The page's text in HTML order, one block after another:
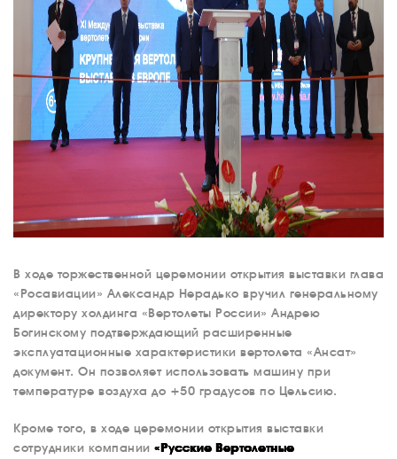
В ходе торжественной церемонии открытия выставки глава
«Росавиации» Александр Нерадько вручил генеральному
директору холдинга «Вертолеты России» Андрею
Богинскому подтверждающий расширенные
эксплуатационные характеристики вертолета «Ансат»
документ. Он позволяет использовать машину при
температуре воздуха до +50 градусов по Цельсию.
Кроме того, в ходе церемонии открытия выставки
сотрудники компании «Русские Вертолетные